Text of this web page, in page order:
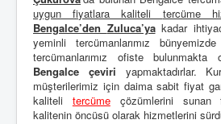
uygun fiyatlara kaliteli tercüme
Bengalce’den Zuluca’yakadar
yeminli tercümanlarımız
tercümanlarımız ofiste
Bengalce çeviri yapmaktadırlar.
müşterilerimiz için daima sabit fiyat
kaliteli tercümeçözümlerini sunan
kalitenin öncüsü olarak hizmetlerini